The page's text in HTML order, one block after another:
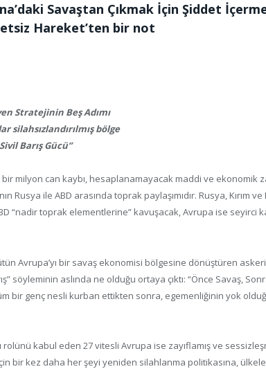
Savaştan Çıkmak İçin Şiddet
Hareket’ten bir not
Stratejinin Beş Adımı
silahsızlandırılmış bölge
Barış Gücü”
bir milyon can kaybı, hesaplanamayacak maddi ve ekonomik
Rusya ile ABD arasında toprak paylaşımıdır. Rusya, Kırım ve
“nadir toprak elementlerine” kavuşacak, Avrupa ise seyirci
Avrupa’yı bir savaş ekonomisi bölgesine dönüştüren
söyleminin aslında ne olduğu ortaya çıktı: “Önce Savaş,
bir genç nesli kurban ettikten sonra, egemenliğinin yok
rolünü kabul eden 27 vitesli Avrupa ise zayıflamış ve
bir kez daha her şeyi yeniden silahlanma politikasına,